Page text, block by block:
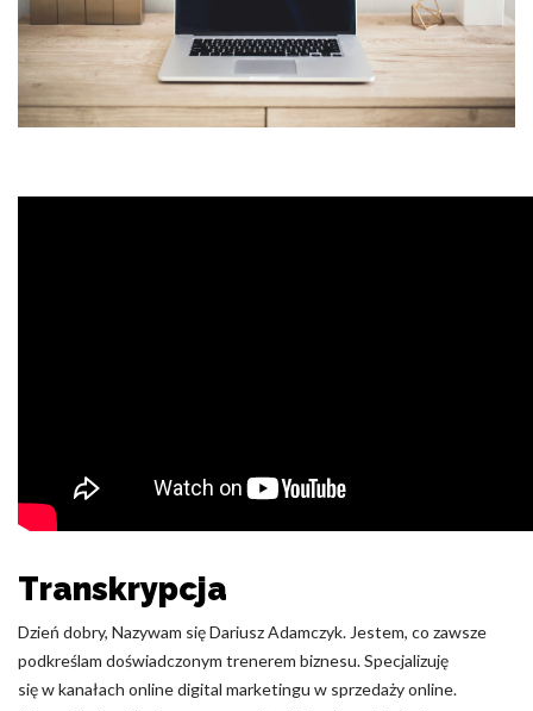
Transkrypcja
Dzień dobry, Nazywam się Dariusz Adamczyk. Jestem, co zawsze
podkreślam doświadczonym trenerem biznesu. Specjalizuję
się w kanałach online digital marketingu w sprzedaży online.
preferowany język lub region, w którym znajduje się użytkownik.
Statystyka
Nieklasyfikowane pliki cookie, to pliki, które są w procesie
wraz z dostawcami poszczególnych ciasteczek.
Akceptuj wszystko